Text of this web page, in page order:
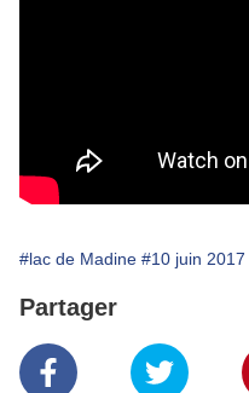
#lac de Madine #10 juin 2017
Partager